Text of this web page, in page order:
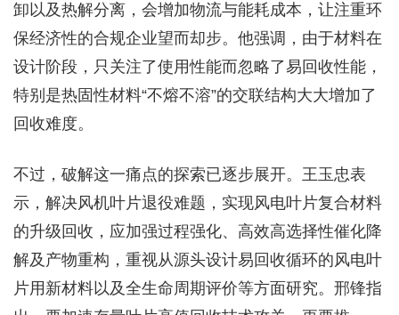
卸以及热解分离，会增加物流与能耗成本，让注重环
保经济性的合规企业望而却步。他强调，由于材料在
设计阶段，只关注了使用性能而忽略了易回收性能，
特别是热固性材料“不熔不溶”的交联结构大大增加了
回收难度。
不过，破解这一痛点的探索已逐步展开。王玉忠表
示，解决风机叶片退役难题，实现风电叶片复合材料
的升级回收，应加强过程强化、高效高选择性催化降
解及产物重构，重视从源头设计易回收循环的风电叶
片用新材料以及全生命周期评价等方面研究。邢锋指